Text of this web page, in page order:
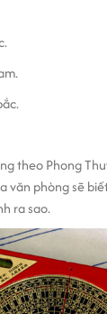
theo Phong
văn phòng sẽ
ra sao.